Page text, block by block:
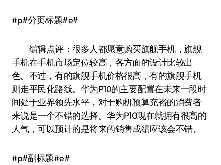
#p#分页标题#e#
编辑点评：很多人都愿意购买旗舰手机，旗舰
手机在手机市场定位较高，各方面的设计比较出
色。不过，有的旗舰手机价格很高，有的旗舰手机
则走平民化路线。华为P10的主要配置在未来一段时
间处于业界领先水平，对于购机预算充裕的消费者
来说是一个不错的选择。华为P10现在就拥有很高的
人气，可以预计的是将来的销售成绩应该会不错。
#p#副标题#e#